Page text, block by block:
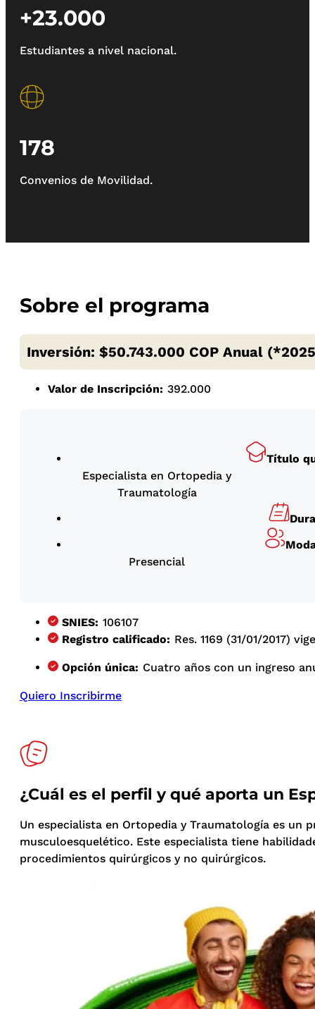
+23.000
Estudiantes a nivel nacional.
178
Convenios de Movilidad.
Sobre el programa
Inversión: $50.743.000 COP Anual
Valor de Inscripción: 392.000
Título
Especialista en Ortopedia y
Traumatología
Presencial
SNIES: 106107
Registro calificado: Res. 1169 (31/01/2017)
Opción única: Cuatro años con un ingreso
Quiero Inscribirme
¿Cuál es el perfil y qué aporta un
Un especialista en Ortopedia y Traumatología es
musculoesquelético. Este especialista tiene
procedimientos quirúrgicos y no quirúrgicos.